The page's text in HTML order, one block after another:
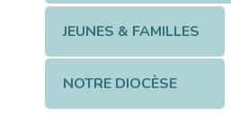
JEUNES & FAMILLES
NOTRE DIOCÈSE